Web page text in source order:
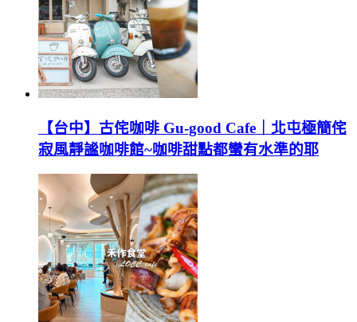
【台中】古侘咖啡 Gu-good Cafe｜北屯極簡侘
寂風靜謐咖啡館~咖啡甜點都蠻有水準的耶